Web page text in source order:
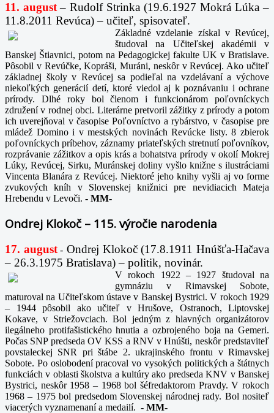
11. august – Rudolf Strinka (19.6.1927 Mokrá Lúka –
11.8.2011 Revúca) – učiteľ, spisovateľ.
Základné vzdelanie získal v Revúcej,
študoval na Učiteľskej akadémii v
Banskej Štiavnici, potom na Pedagogickej fakulte UK v Bratislave.
Pôsobil v Revúčke, Kopráši, Muráni, neskôr v Revúcej. Ako učiteľ
základnej školy v Revúcej sa podieľal na vzdelávaní a výchove
niekoľkých generácií detí, ktoré viedol aj k poznávaniu i ochrane
prírody. Dlhé roky bol členom i funkcionárom poľovníckych
združení v rodnej obci. Literárne pretvoril zážitky z prírody a potom
ich uverejňoval v časopise Poľovníctvo a rybárstvo, v časopise pre
mládež Domino i v mestských novinách Revúcke listy. 8 zbierok
poľovníckych príbehov, záznamy priateľských stretnutí poľovníkov,
rozprávanie zážitkov a opis krás a bohatstva prírody v okolí Mokrej
Lúky, Revúcej, Sirku, Muránskej doliny vyšlo knižne s ilustráciami
Vincenta Blanára z Revúcej. Niektoré jeho knihy vyšli aj vo forme
zvukových kníh v Slovenskej knižnici pre nevidiacich Mateja
Hrebendu v Levoči. - MM-
Ondrej Klokoč – 115. výročie narodenia
17. august- Ondrej Klokoč (17.8.1911 Hnúšťa-Hačava
– 26.3.1975 Bratislava) – politik, novinár.
V rokoch 1922 – 1927 študoval na
gymnáziu v Rimavskej Sobote,
maturoval na Učiteľskom ústave v Banskej Bystrici. V rokoch 1929
– 1944 pôsobil ako učiteľ v Hrušove, Ostranoch, Liptovskej
Kokave, v Striežovciach. Bol jedným z hlavných organizátorov
ilegálneho protifašistického hnutia a ozbrojeného boja na Gemeri.
Počas SNP predseda OV KSS a RNV v Hnúšti, neskôr predstaviteľ
povstaleckej SNR pri štábe 2. ukrajinského frontu v Rimavskej
Sobote. Po oslobodení pracoval vo vysokých politických a štátnych
funkciách v oblasti školstva a kultúry ako predseda KNV v Banskej
Bystrici, neskôr 1958 – 1968 bol šéfredaktorom Pravdy. V rokoch
1968 – 1975 bol predsedom Slovenskej národnej rady. Bol nositeľ
viacerých vyznamenaní a medailí. - MM-